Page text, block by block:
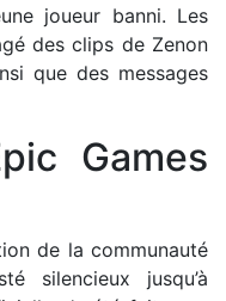
joueur banni. Les
des clips de Zenon
que des messages
Games
de la communauté
silencieux jusqu’à